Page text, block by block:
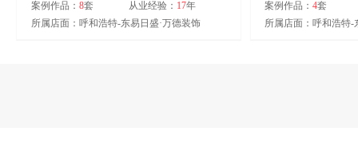
案例作品： 8套 从业经验： 17年
所属店面：呼和浩特-东易日盛·万德装饰
案例作品：4套
所属店面：呼和浩特-